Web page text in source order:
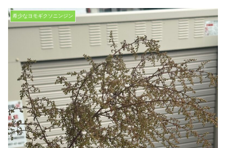
希少なヨモギクソニンジン